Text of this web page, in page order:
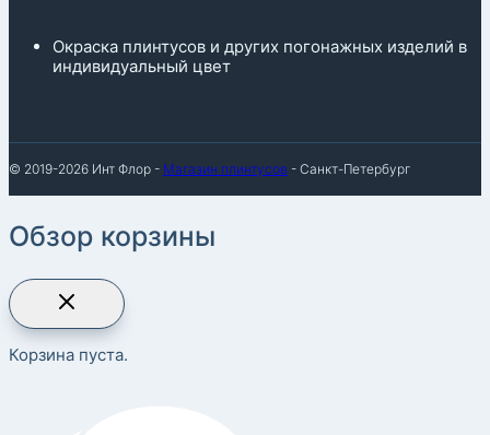
Окраска плинтусов и других погонажных изделий в
индивидуальный цвет
© 2019-2026 Инт Флор - Магазин плинтусов - Санкт-Петербург
Обзор корзины
Корзина пуста.